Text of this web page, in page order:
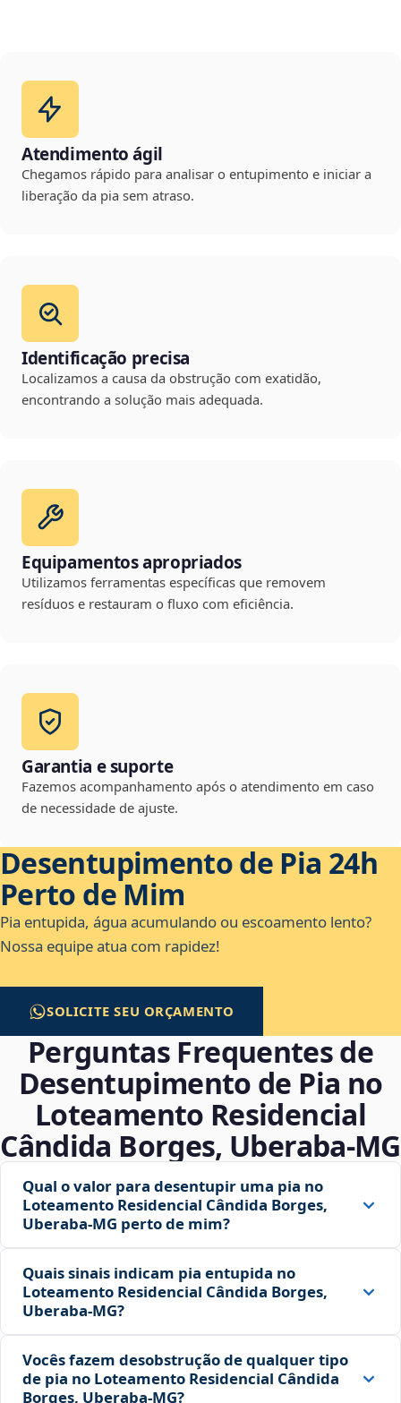
Atendimento ágil
Chegamos rápido para analisar o entupimento e iniciar a
liberação da pia sem atraso.
Identificação precisa
Localizamos a causa da obstrução com exatidão,
encontrando a solução mais adequada.
Equipamentos apropriados
Utilizamos ferramentas específicas que removem
resíduos e restauram o fluxo com eficiência.
Garantia e suporte
Fazemos acompanhamento após o atendimento em caso
de necessidade de ajuste.
Desentupimento de Pia 24h
Perto de Mim
Pia entupida, água acumulando ou escoamento lento?
Nossa equipe atua com rapidez!
SOLICITE SEU ORÇAMENTO
Perguntas Frequentes de
Desentupimento de Pia no
Loteamento Residencial
Cândida Borges, Uberaba‑MG
Qual o valor para desentupir uma pia no
Loteamento Residencial Cândida Borges,
Uberaba‑MG perto de mim?
Quais sinais indicam pia entupida no
Loteamento Residencial Cândida Borges,
Uberaba‑MG?
Vocês fazem desobstrução de qualquer tipo
de pia no Loteamento Residencial Cândida
Borges, Uberaba‑MG?